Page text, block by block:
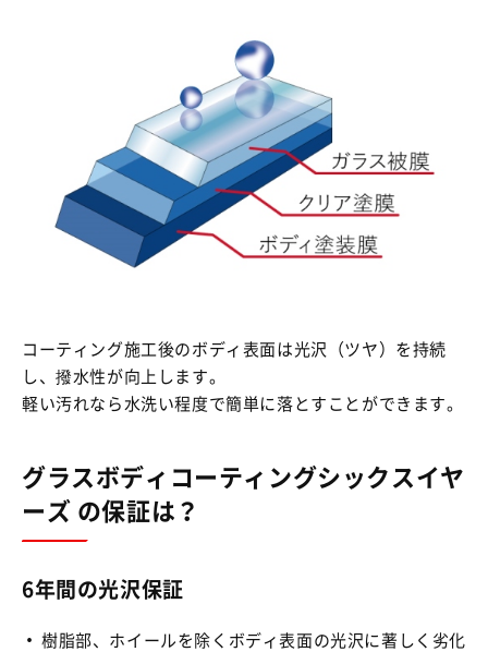
コーティング施工後のボディ表面は光沢（ツヤ）を持続
し、撥水性が向上します。
軽い汚れなら水洗い程度で簡単に落とすことができます。
グラスボディコーティングシックスイヤ
ーズ の保証は？
6年間の光沢保証
樹脂部、ホイールを除くボディ表面の光沢に著しく劣化